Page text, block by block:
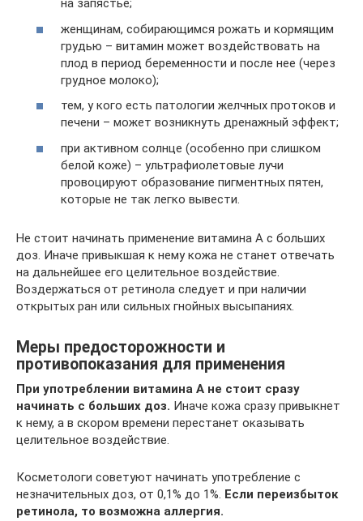
на запястье;
женщинам, собирающимся рожать и кормящим
грудью – витамин может воздействовать на
плод в период беременности и после нее (через
грудное молоко);
тем, у кого есть патологии желчных протоков и
печени – может возникнуть дренажный эффект;
при активном солнце (особенно при слишком
белой коже) – ультрафиолетовые лучи
провоцируют образование пигментных пятен,
которые не так легко вывести.
Не стоит начинать применение витамина А с больших
доз. Иначе привыкшая к нему кожа не станет отвечать
на дальнейшее его целительное воздействие.
Воздержаться от ретинола следует и при наличии
открытых ран или сильных гнойных высыпаниях.
Меры предосторожности и
противопоказания для применения
При употреблении витамина А не стоит сразу
начинать с больших доз. Иначе кожа сразу привыкнет
к нему, а в скором времени перестанет оказывать
целительное воздействие.
Косметологи советуют начинать употребление с
незначительных доз, от 0,1% до 1%. Если переизбыток
ретинола, то возможна аллергия.